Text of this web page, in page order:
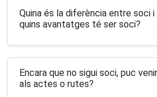
Quina és la diferència entre soci
quins avantatges té ser soci?
Encara que no sigui soci, puc
als actes o rutes?